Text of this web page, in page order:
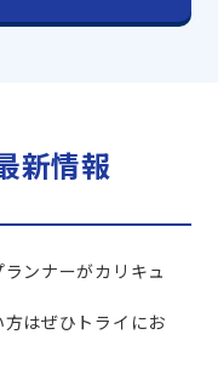
新情報
ンナーがカリキュ
はぜひトライにお